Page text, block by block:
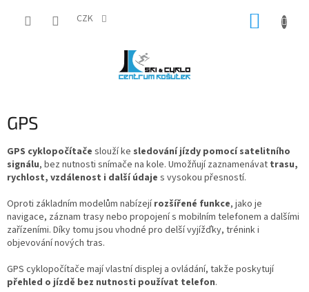
CZK
GPS
GPS cyklopočítače slouží ke sledování jízdy pomocí satelitního
signálu, bez nutnosti snímače na kole. Umožňují zaznamenávat trasu,
rychlost, vzdálenost i další údaje s vysokou přesností.
Oproti základním modelům nabízejírozšířené funkce, jako je
navigace, záznam trasy nebo propojení s mobilním telefonem a dalšími
zařízeními. Díky tomu jsou vhodné pro delší vyjížďky, trénink i
objevování nových tras.
GPS cyklopočítače mají vlastní displej a ovládání, takže poskytují
přehled o jízdě bez nutnosti používat telefon.